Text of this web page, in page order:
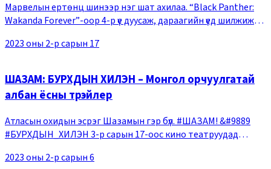
Марвелын ертөнц шинээр нэг шат ахилаа. “Black Panther:
Wakanda Forever”-оор 4-р үе дуусаж, дараагийн үед шилжиж
киногоор эхэлж байна. Таван жили
2023 оны 2-р сарын 17
ШАЗАМ: БУРХДЫН ХИЛЭН – Монгол орчуулгатай
албан ёсны трэйлер
Атласын охидын эсрэг Шазамын гэр бүл. #ШАЗАМ! &#9889
#БУРХДЫН_ХИЛЭН 3-р сарын 17-оос кино театруудад
2023 оны 2-р сарын 6